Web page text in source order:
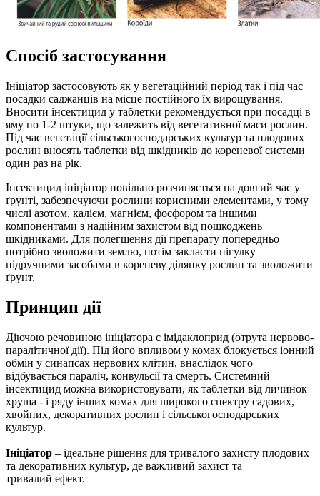
Спосіб застосування
Ініціатор застосовують як у вегетаційний період так і під час
посадки саджанців на місце постійного їх вирощування.
Вносити інсектицид у таблетки рекомендується при посадці в
яму по 1-2 штуки, що залежить від вегетативної маси рослин.
Під час вегетації сільськогосподарських культур та плодових
рослин вносять таблетки від шкідників до кореневої системи
один раз на рік.
Інсектицид ініціатор повільно розчиняється на довгий час у
ґрунті, забезпечуючи рослини корисними елементами, у тому
числі азотом, калієм, магнієм, фосфором та іншими
компонентами з надійним захистом від пошкоджень
шкідниками. Для полегшення дії препарату попередньо
потрібно зволожити землю, потім закласти пігулку
підручними засобами в кореневу ділянку рослин та зволожити
ґрунт.
Принцип дії
Діючою речовиною ініціатора є імідаклоприд (отрута нервово-
паралітичної дії). Під його впливом у комах блокується іонний
обмін у синапсах нервових клітин, внаслідок чого
відбувається параліч, конвульсії та смерть. Системний
інсектицид можна використовувати, як таблетки від личинок
хруща - і ряду інших комах для широкого спектру садових,
хвойних, декоративних рослин і сільськогосподарських
культур.
Ініціатор – ідеальне рішення для тривалого захисту плодових
та декоративних культур, де важливий захист та
тривалий ефект.